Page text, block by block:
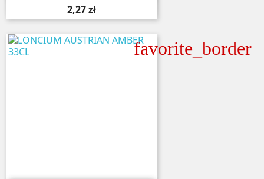
2,27 zł
favorite_border